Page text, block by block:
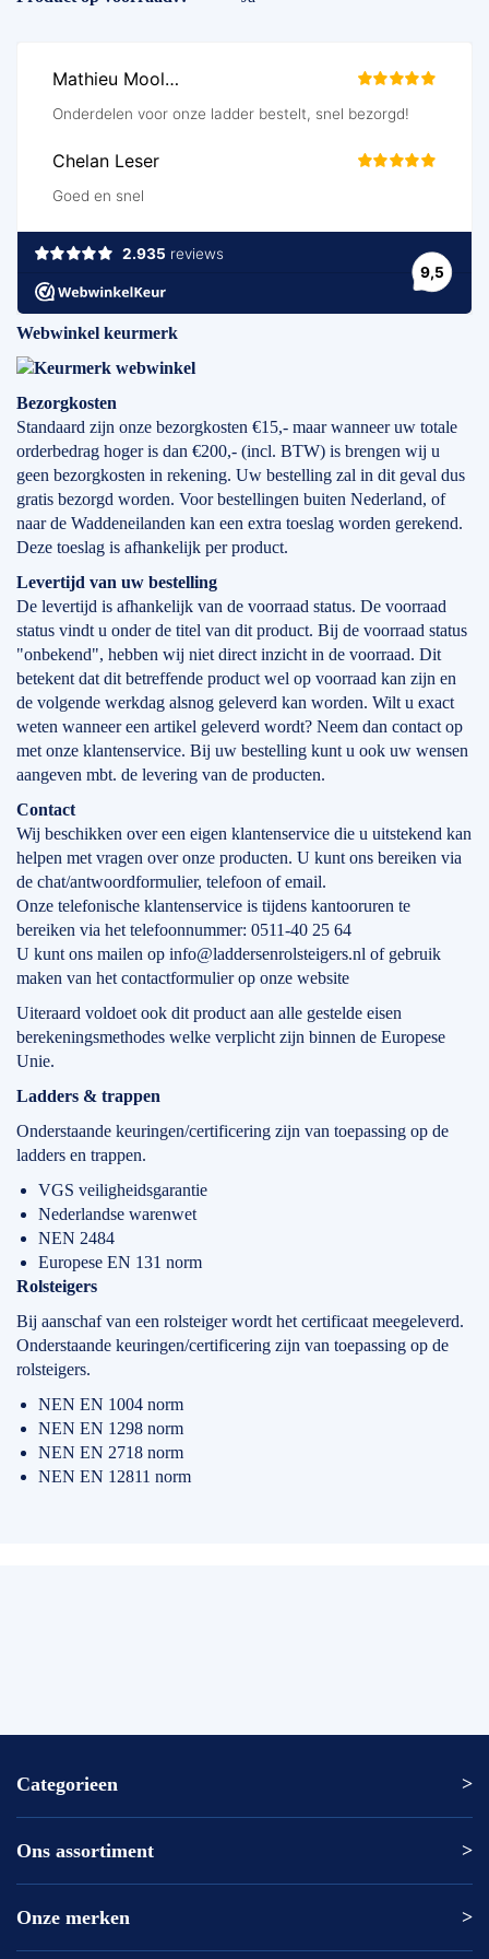
Webwinkel keurmerk
Bezorgkosten
Standaard zijn onze bezorgkosten €15,- maar wanneer uw totale
orderbedrag hoger is dan €200,- (incl. BTW) is brengen wij u
geen bezorgkosten in rekening. Uw bestelling zal in dit geval dus
gratis bezorgd worden. Voor bestellingen buiten Nederland, of
naar de Waddeneilanden kan een extra toeslag worden gerekend.
Deze toeslag is afhankelijk per product.
Levertijd van uw bestelling
De levertijd is afhankelijk van de voorraad status. De voorraad
status vindt u onder de titel van dit product. Bij de voorraad status
"onbekend", hebben wij niet direct inzicht in de voorraad. Dit
betekent dat dit betreffende product wel op voorraad kan zijn en
de volgende werkdag alsnog geleverd kan worden. Wilt u exact
weten wanneer een artikel geleverd wordt? Neem dan contact op
met onze klantenservice. Bij uw bestelling kunt u ook uw wensen
aangeven mbt. de levering van de producten.
Contact
Wij beschikken over een eigen klantenservice die u uitstekend kan
helpen met vragen over onze producten. U kunt ons bereiken via
de chat/antwoordformulier, telefoon of email.
Onze telefonische klantenservice is tijdens kantooruren te
bereiken via het telefoonnummer: 0511-40 25 64
U kunt ons mailen op info@laddersenrolsteigers.nl of gebruik
maken van het contactformulier op onze website
Uiteraard voldoet ook dit product aan alle gestelde eisen
berekeningsmethodes welke verplicht zijn binnen de Europese
Unie.
Ladders & trappen
Onderstaande keuringen/certificering zijn van toepassing op de
ladders en trappen.
VGS veiligheidsgarantie
Nederlandse warenwet
NEN 2484
Europese EN 131 norm
Rolsteigers
Bij aanschaf van een rolsteiger wordt het certificaat meegeleverd.
Onderstaande keuringen/certificering zijn van toepassing op de
rolsteigers.
NEN EN 1004 norm
NEN EN 1298 norm
NEN EN 2718 norm
NEN EN 12811 norm
Categorieen
Altrex ladder
Altrex trap
Altrex kamersteiger
Rolsteiger kopen
Ons assortiment
Altrex
ASC
Onze merken